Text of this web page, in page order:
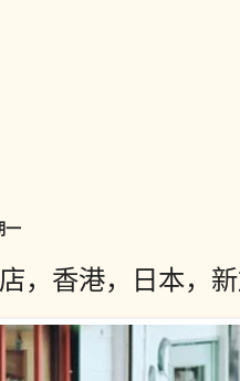
一
，香港，日本，